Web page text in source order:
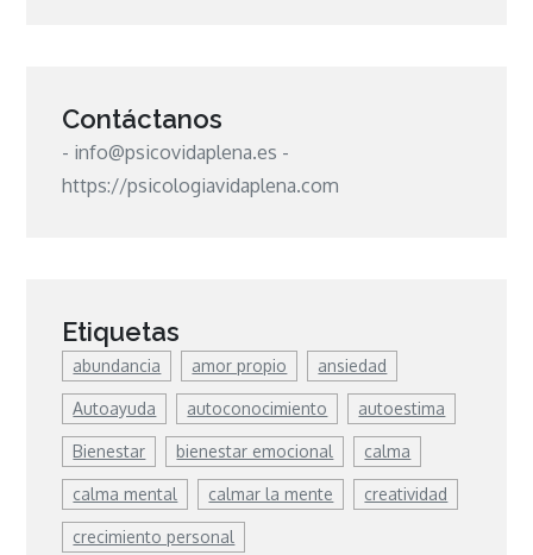
Contáctanos
- info@psicovidaplena.es -
https://psicologiavidaplena.com
Etiquetas
abundancia amor propio ansiedad
Autoayuda autoconocimiento autoestima
Bienestar bienestar emocional calma
calma mental calmar la mente creatividad
crecimiento personal